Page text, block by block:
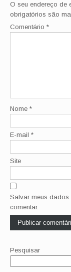
O seu endereço de
obrigatórios são
Comentário *
Nome *
E-mail *
Site
Salvar meus dados
comentar.
Pesquisar